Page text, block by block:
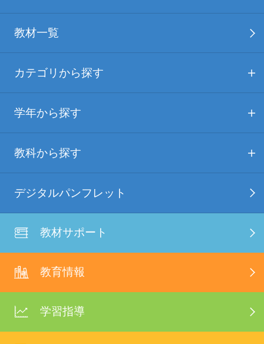
教材一覧
カテゴリから探す
学年から探す
教科から探す
デジタルパンフレット
教材サポート
教育情報
学習指導